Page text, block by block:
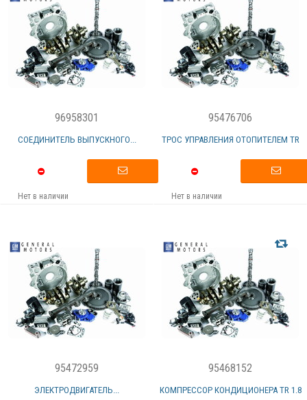
96958301
СОЕДИНИТЕЛЬ ВЫПУСКНОГО...
Нет в наличии
95476706
ТРОС УПРАВЛЕНИЯ ОТОПИТЕЛЕМ TR
Нет в наличии
95472959
ЭЛЕКТРОДВИГАТЕЛЬ...
95468152
КОМПРЕССОР КОНДИЦИОНЕРА TR 1.8